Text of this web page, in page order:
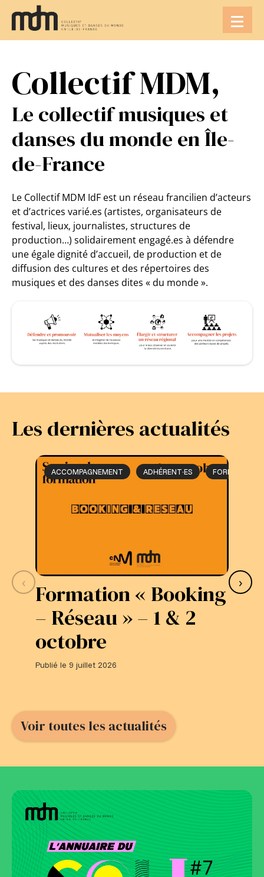
contenu
Collectif MDM,
Le collectif musiques et
danses du monde en Île-
de-France
Le Collectif MDM IdF est un réseau francilien d’acteurs
et d’actrices varié.es (artistes, organisateurs de
festival, lieux, journalistes, structures de
production…) solidairement engagé.es à défendre
une égale dignité d’accueil, de production et de
diffusion des cultures et des répertoires des
musiques et des danses dites « du monde ».
Les dernières actualités
‹
ACCOMPAGNEMENT ADHÉRENT·ES FORMATION
Formation « Booking
– Réseau » – 1 & 2
octobre
Publié le 9 juillet 2026
›
Voir toutes les actualités